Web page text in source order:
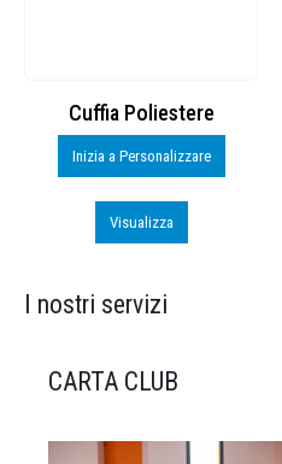
BS600 – 5139960
Personalizza
Visualizza
I nostri servizi
CARTA CLUB